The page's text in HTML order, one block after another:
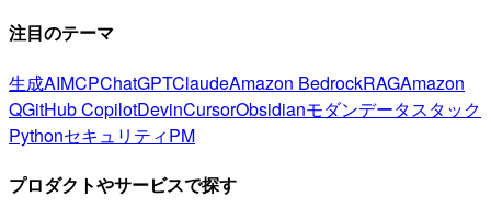
注目のテーマ
生成AIMCPChatGPTClaudeAmazon BedrockRAGAmazon
QGitHub CopilotDevinCursorObsidianモダンデータスタック
PythonセキュリティPM
プロダクトやサービスで探す